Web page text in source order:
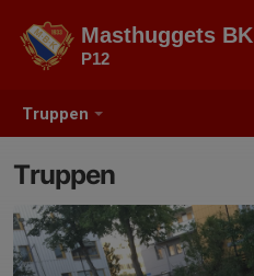
Truppen
Masthuggets BK
P12
Truppen